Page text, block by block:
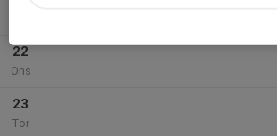
22
Ons
23
Tor